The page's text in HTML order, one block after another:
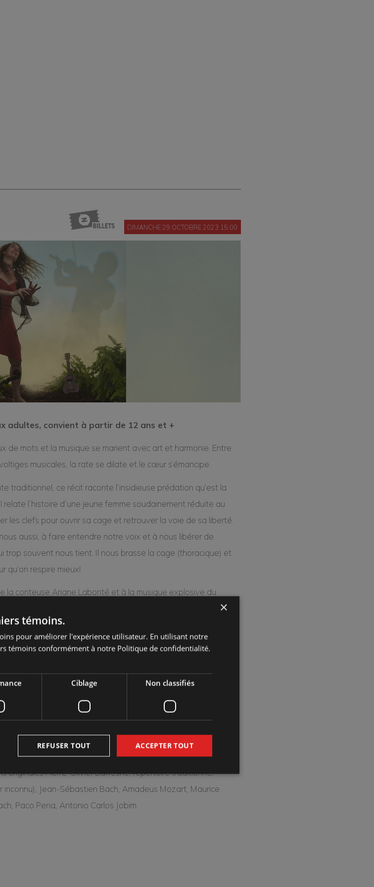
adultes, convient à partir de 12 ans et +
de mots et la musique se marient avec art et harmonie. Entre
musicales, la rate se dilate et le cœur s’émancipe.
traditionnel, ce récit raconte l’insidieuse prédation qu’est la
relate l’histoire d’une jeune femme soudainement réduite au
les clefs pour ouvrir sa cage et retrouver la voie de sa liberté.
aussi, à faire entendre notre voix et à nous libérer de
trop souvent nous tient. Il nous brasse la cage (thoracique) et
qu’on respire mieux!
la conteuse Ariane Labonté et à la musique explosive du
prend des airs de FAble majeure!
latine et compositions originales accompagnent cette
pour faire lever la fête et donner le ton à toute une
originales Pierre-Olivier Dufresne, répertoire traditionnel
inconnu), Jean-Sébastien Bach, Amadeus Mozart, Maurice
Paco Pena, Antonio Carlos Jobim.
DIMANCHE 29 OCTOBRE 2023 15:00
×
témoins.
pour améliorer l'expérience utilisateur. En utilisant notre
témoins conformément à notre Politique de confidentialité.
Ciblage Non classifiés
ACCEPTER TOUT
REFUSER TOUT